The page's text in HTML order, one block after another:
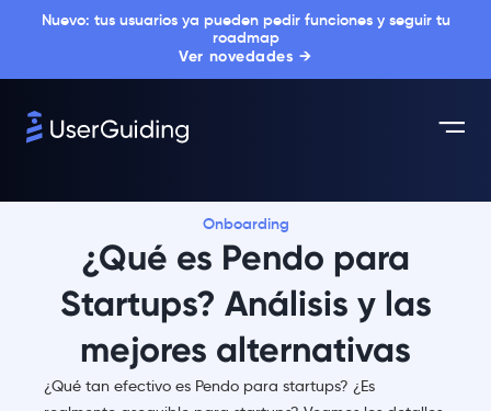
Nuevo: tus usuarios ya pueden pedir funciones y seguir tu
roadmap
Ver novedades →
Onboarding
¿Qué es Pendo para
Startups? Análisis y las
mejores alternativas
¿Qué tan efectivo es Pendo para startups? ¿Es